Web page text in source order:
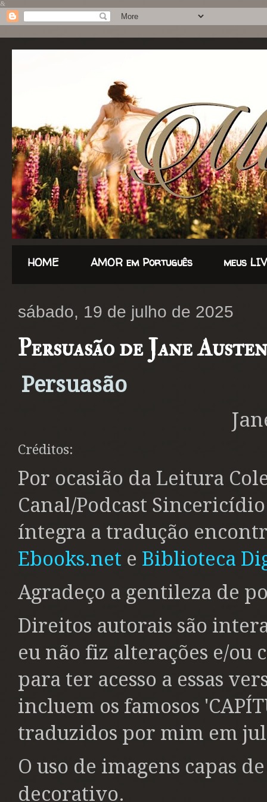
&
HOME AMOR em Português meus
sábado, 19 de julho de 2025
Persuasão de Jane
Persuasão
Créditos:
Por ocasião da Leitura
Canal/Podcast
íntegra a tradução
Ebooks.net e Biblioteca
Agradeço a gentileza de
Direitos autorais são
eu não fiz alterações e/ou
para ter acesso a essas
incluem os famosos
traduzidos por mim em
O uso de imagens capas
decorativo.